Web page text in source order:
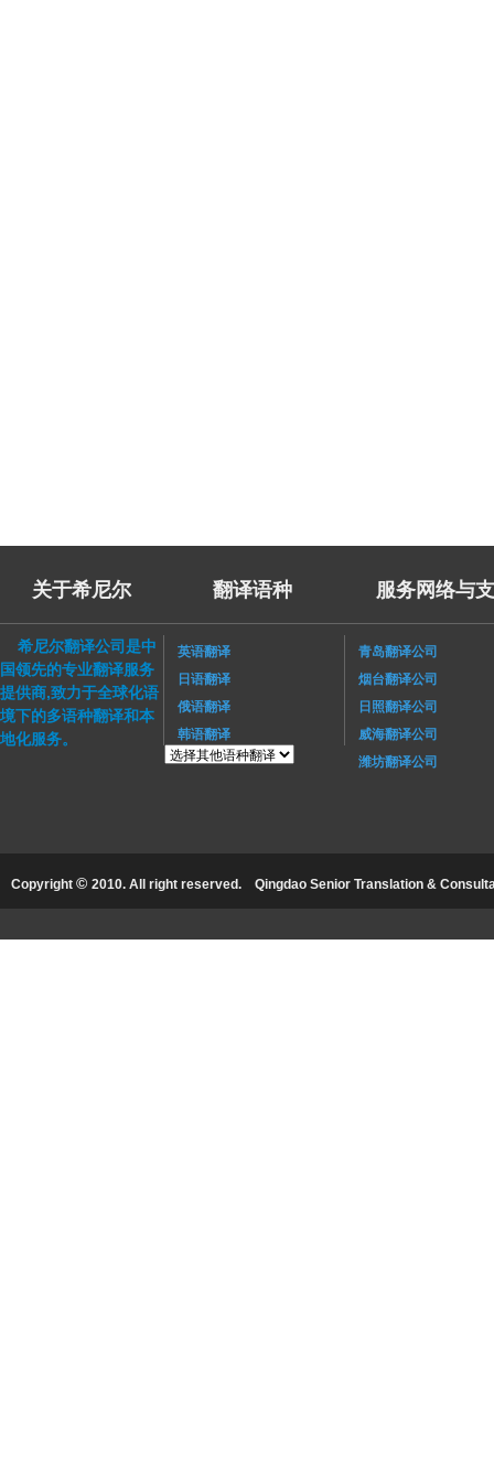
关于希尼尔 翻译语种 服务网络与
希尼尔翻译公司是中
国领先的专业翻译服务
提供商,致力于全球化语
境下的多语种翻译和本
地化服务。
英语翻译
日语翻译
俄语翻译
韩语翻译
青岛翻译公司
烟台翻译公司
日照翻译公司
威海翻译公司
潍坊翻译公司
Copyright © 2010. All right reserved. Qingdao Senior Translation &